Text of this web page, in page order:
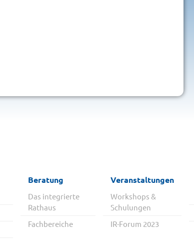
Beratung
Das integrierte
Rathaus
Fachbereiche
Veranstaltungen
Workshops &
Schulungen
IR-Forum 2023